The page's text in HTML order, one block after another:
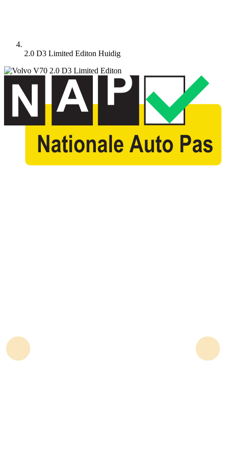
2.0 D3 Limited Editon Huidig